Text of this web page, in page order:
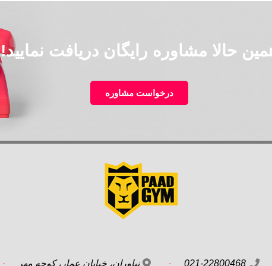
حالا مشاوره رایگان دریافت نمایید!
درخواست مشاوره
021-22800468 نیاوران، خیابان عمار، کوچه مهر